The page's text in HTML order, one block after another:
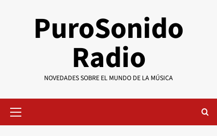
PuroSonido
Radio
NOVEDADES SOBRE EL MUNDO DE LA MÚSICA
primario